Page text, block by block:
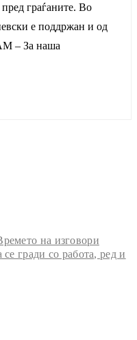
граѓаните. Во
е поддржан и од
– За наша
на изговори
гради со работа, ред и